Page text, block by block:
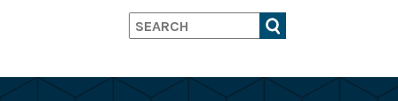
Search